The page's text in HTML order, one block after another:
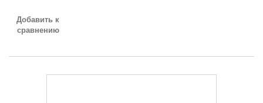
Добавить к
сравнению